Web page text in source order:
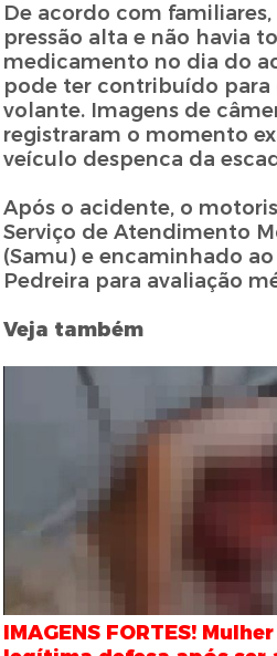
De acordo com
pressão alta e não havia
medicamento no dia do
pode ter contribuído para
volante. Imagens de
registraram o momento
veículo despenca da
Após o acidente, o
Serviço de Atendimento
(Samu) e encaminhado
Pedreira para avaliação
Veja também
IMAGENS FORTES!